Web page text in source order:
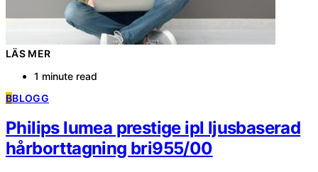
LÄS MER
1 minute read
BBLOGG
Philips lumea prestige ipl ljusbaserad
hårborttagning bri955/00